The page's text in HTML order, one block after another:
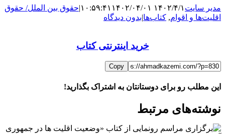
مدیر سایت ۱۴۰۲/۴/۱ ۱۰:۵۹:۴۱ ۱۴۰۲/۰۴/۰۱ |حقوق بین الملل/ حقوق
اقلیت‌ها و اقوام, کتاب‌ها|بدون دیدگاه
خرید اینترنتی کتاب
Copy
این مطلب رو برای دوستانتان به اشتراک بگذارید!
FacebookX
LinkedIn
WhatsApp
Telegram
ایمیل
نوشته‌‌های مرتبط